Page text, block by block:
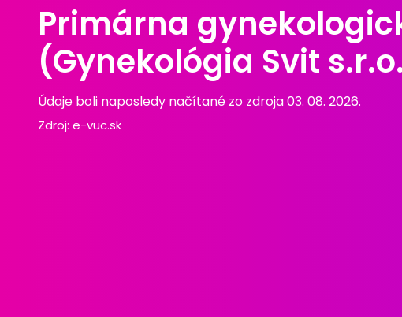
Primárna
(Gynekológia Svit
Údaje boli naposledy načítané zo zdroja 03. 08. 2026.
Zdroj: e-vuc.sk